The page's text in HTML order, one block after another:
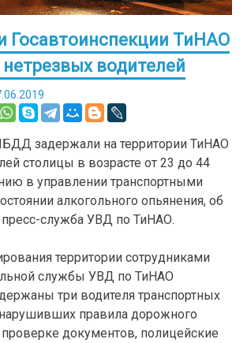
Госавтоинспекции ТиНАО
водителей
задержали на территории ТиНАО
столицы в возрасте от 23 до 44
в управлении транспортными
алкогольного опьянения, об
служба УВД по ТиНАО.
территории сотрудниками
службы УВД по ТиНАО
три водителя транспортных
правила дорожного
документов, полицейские